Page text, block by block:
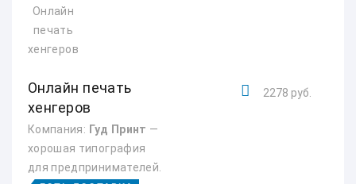
Онлайн печать
хенгеров
Компания: Гуд Принт —
хорошая типография
для предпринимателей.
2278 руб.